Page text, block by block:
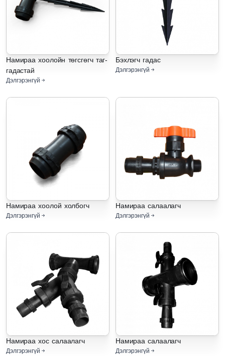
Намираа хоолойн төгсгөгч таг-
гадастай
Дэлгэрэнгүй
Бэхлэгч гадас
Дэлгэрэнгүй
Намираа хоолой холбогч
Дэлгэрэнгүй
Намираа салаалагч
Дэлгэрэнгүй
Намираа хос салаалагч
Дэлгэрэнгүй
Намираа салаалагч
Дэлгэрэнгүй